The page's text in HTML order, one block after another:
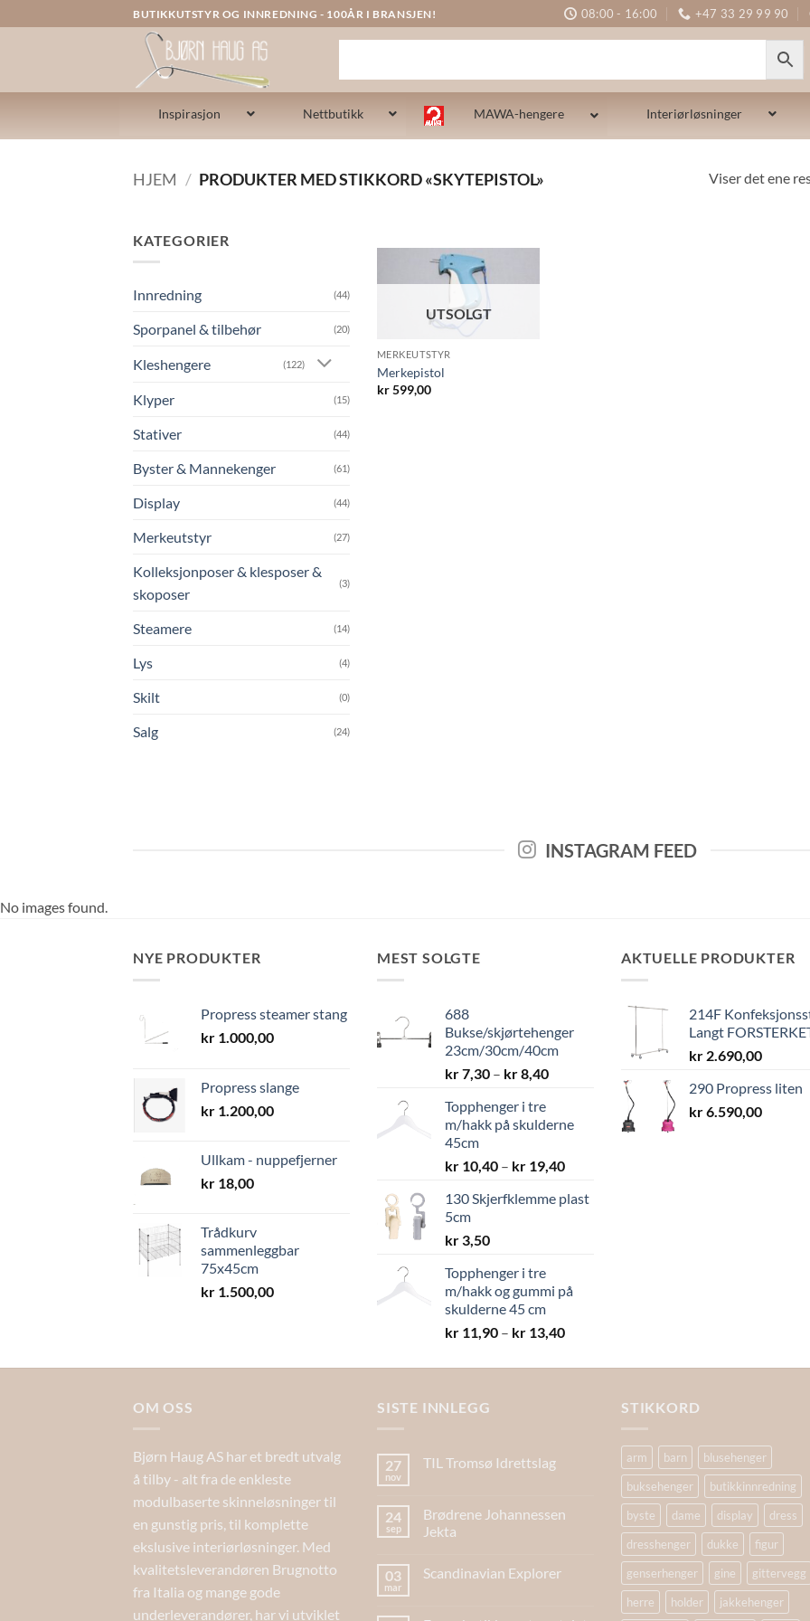
to
BUTIKKUTSTYR OG INNREDNING - 100ÅR I BRANSJEN! 08:00 - 16:00 +47 33 29 99 90
Inspirasjon Nettbutikk MAWA-hengere Interiørløsninger
HJEM / PRODUKTER MED STIKKORD «SKYTEPISTOL» Viser det ene
KATEGORIER
Innredning (44)
Sporpanel & tilbehør (20)
Kleshengere (122)
Klyper (15)
Stativer (44)
Byster & Mannekenger (61)
Display (44)
Merkeutstyr (27)
Kolleksjonposer & klesposer &
skoposer
(3)
Steamere (14)
Lys (4)
Skilt (0)
Salg (24)
UTSOLGT
MERKEUTSTYR
Merkepistol
kr599,00
INSTAGRAM FEED
No images found.
NYE PRODUKTER
Propress steamer stang
kr 1.000,00
Propress slange
kr 1.200,00
Ullkam - nuppefjerner
kr 18,00
Trådkurv
sammenleggbar
75x45cm
kr 1.500,00
MEST SOLGTE
688
Bukse/skjørtehenger
23cm/30cm/40cm
kr7,30 – kr8,40Prisområde:
kr 8,40
Topphenger i tre
m/hakk på skulderne
45cm
kr 10,40 – kr 19,40Prisområde:
til
130 Skjerfklemme plast
5cm
kr 3,50
Topphenger i tre
m/hakk og gummi på
skulderne 45 cm
kr 11,90 – kr 13,40Prisområde:
til
AKTUELLE PRODUKTER
214F
Langt
kr 2.690,00
290 Propress liten
kr6.590,00
OM OSS
Bjørn Haug AS har et bredt utvalg
å tilby - alt fra de enkleste
modulbaserte skinneløsninger til
en gunstig pris, til komplette
ekslusive interiørløsninger. Med
kvalitetsleverandøren Brugnotto
fra Italia og mange gode
underleverandører, har vi utviklet
SISTE INNLEGG
27
nov
TIL Tromsø Idrettslag
24
sep
Brødrene Johannessen
Jekta
03
mar
Scandinavian Explorer
STIKKORD
arm barn
blusehenger
buksehenger
butikkinnredning
byste
dame display
dress
dresshenger
dukke
figur
genserhenger
gine
gittervegg
herre
holder jakkehenger